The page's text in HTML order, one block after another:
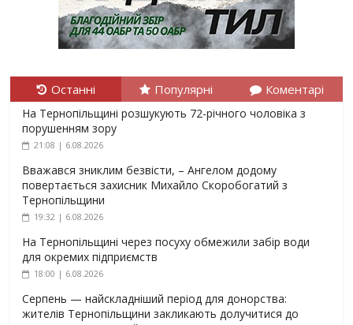
Останні Популярні Коментарі
На Тернопільщині розшукують 72-річного чоловіка з
порушенням зору
21:08 | 6.08.2026
Вважався зниклим безвісти, – Ангелом додому
повертається захисник Михайло Скоробогатий з
Тернопільщини
19:32 | 6.08.2026
На Тернопільщині через посуху обмежили забір води
для окремих підприємств
18:00 | 6.08.2026
Серпень — найскладніший період для донорства:
жителів Тернопільщини закликають долучитися до